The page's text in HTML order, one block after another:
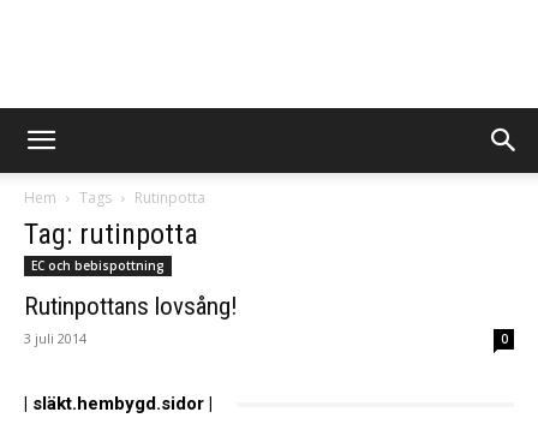
BevaraMinnen
Hem Tags Rutinpotta
Tag: rutinpotta
EC och bebispottning
Rutinpottans lovsång!
3 juli 2014 0
| släkt.hembygd.sidor |